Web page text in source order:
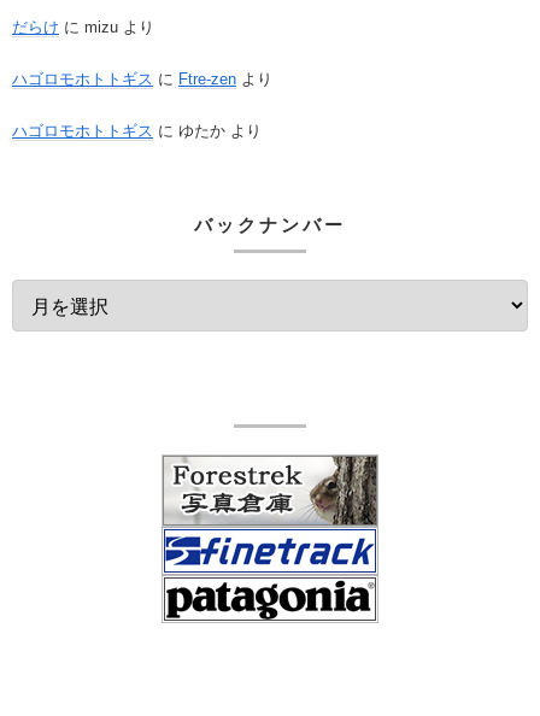
だらけ に mizu より
ハゴロモホトトギス に Ftre-zen より
ハゴロモホトトギス に ゆたか より
バックナンバー